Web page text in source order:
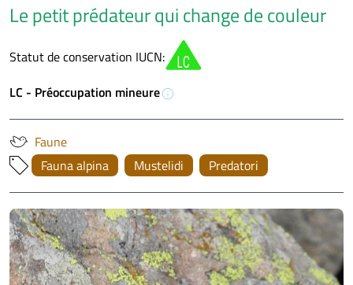
Le petit prédateur qui change de couleur
Statut de conservation IUCN:
LC - Préoccupation mineureinfo
Faune
Fauna alpina
Mustelidi Predatori